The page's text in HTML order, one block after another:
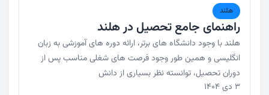
هلند
راهنمای جامع تحصیل در هلند
هلند با وجود دانشگاه های برتر، ارائه دوره های آموزشی به زبان
انگلیسی و همین طور وجود فرصت های شغلی مناسب پس از
دوران تحصیل، توانسته نظر بسیاری از دانش
3 دی 1404